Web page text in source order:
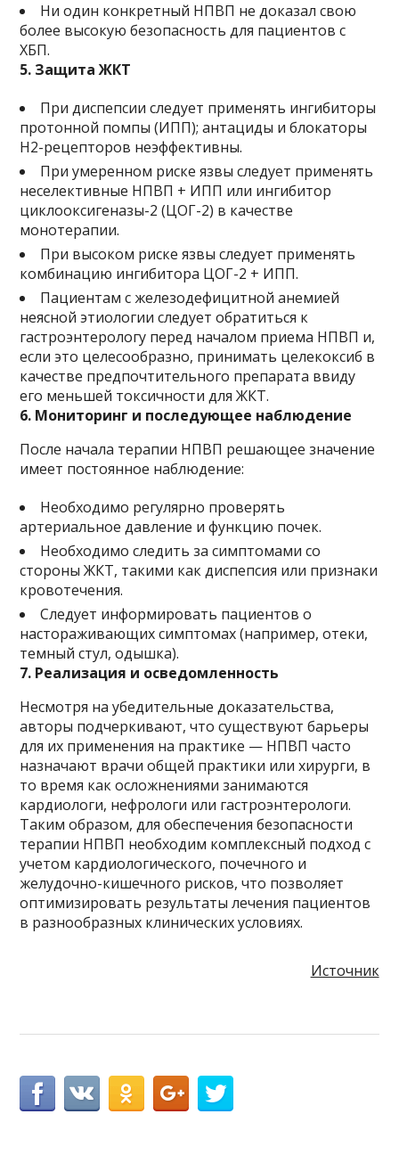
Ни один конкретный НПВП не доказал свою
более высокую безопасность для пациентов с
ХБП.
5. Защита ЖКТ
При диспепсии следует применять ингибиторы
протонной помпы (ИПП); антациды и блокаторы
Н2-рецепторов неэффективны.
При умеренном риске язвы следует применять
неселективные НПВП + ИПП или ингибитор
циклооксигеназы-2 (ЦОГ-2) в качестве
монотерапии.
При высоком риске язвы следует применять
комбинацию ингибитора ЦОГ-2 + ИПП.
Пациентам с железодефицитной анемией
неясной этиологии следует обратиться к
гастроэнтерологу перед началом приема НПВП и,
если это целесообразно, принимать целекоксиб в
качестве предпочтительного препарата ввиду
его меньшей токсичности для ЖКТ.
6. Мониторинг и последующее наблюдение
После начала терапии НПВП решающее значение
имеет постоянное наблюдение:
Необходимо регулярно проверять
артериальное давление и функцию почек.
Необходимо следить за симптомами со
стороны ЖКТ, такими как диспепсия или признаки
кровотечения.
Следует информировать пациентов о
настораживающих симптомах (например, отеки,
темный стул, одышка).
7. Реализация и осведомленность
Несмотря на убедительные доказательства,
авторы подчеркивают, что существуют барьеры
для их применения на практике — НПВП часто
назначают врачи общей практики или хирурги, в
то время как осложнениями занимаются
кардиологи, нефрологи или гастроэнтерологи.
Таким образом, для обеспечения безопасности
терапии НПВП необходим комплексный подход с
учетом кардиологического, почечного и
желудочно-кишечного рисков, что позволяет
оптимизировать результаты лечения пациентов
в разнообразных клинических условиях.
Источник